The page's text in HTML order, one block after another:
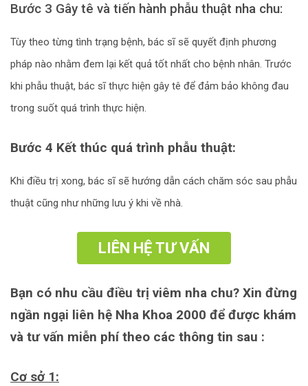
Bước 3 Gây tê và tiến hành phẫu thuật nha chu:
Tùy theo từng tình trạng bệnh, bác sĩ sẽ quyết định phương
pháp nào nhằm đem lại kết quả tốt nhất cho bệnh nhân. Trước
khi phẫu thuật, bác sĩ thực hiện gây tê để đảm bảo không đau
trong suốt quá trình thực hiện.
Bước 4 Kết thúc quá trình phẫu thuật:
Khi điều trị xong, bác sĩ sẽ hướng dẫn cách chăm sóc sau phẫu
thuật cũng như những lưu ý khi về nhà.
LIÊN HỆ TƯ VẤN
Bạn có nhu cầu điều trị viêm nha chu? Xin đừng
ngần ngại liên hệ Nha Khoa 2000 để được khám
và tư vấn miễn phí theo các thông tin sau :
Cơ sở 1: